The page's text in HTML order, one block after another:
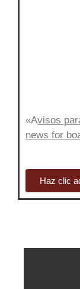
«Avisos
news for
Haz clic